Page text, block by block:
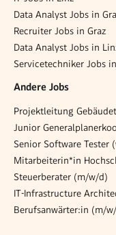
Data Analyst Jobs in
Recruiter Jobs in Graz
Data Analyst Jobs in
Servicetechniker Jobs
Andere Jobs
Projektleitung
Junior
Senior Software Tester
Steuerberater (m/w/d)
IT-Infrastructure
Berufsanwärter:in (m/